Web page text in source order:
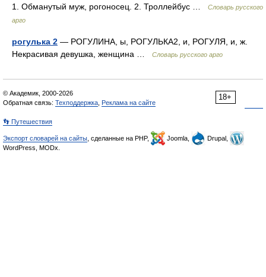
1. Обманутый муж, рогоносец. 2. Троллейбус …
Словарь русского
арго
рогулька 2 — РОГУЛИНА, ы, РОГУЛЬКА2, и, РОГУЛЯ, и, ж.
Некрасивая девушка, женщина …
Словарь русского арго
18+
© Академик, 2000-2026
Обратная связь: Техподдержка Реклама на сайте
👣 Путешествия
Экспорт словарей на сайты , сделанные на PHP, Joomla,
Drupal,
WordPress, MODx.